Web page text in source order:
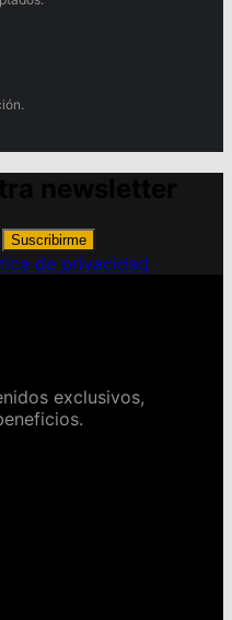
Suscribirme
de privacidad
exclusivos,